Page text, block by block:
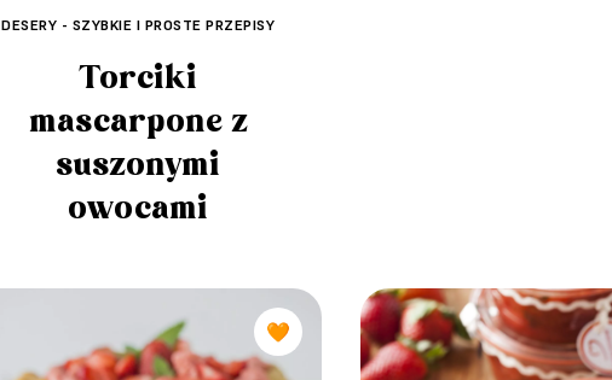
DESERY - SZYBKIE I PROSTE PRZEPISY
Torciki
mascarpone z
suszonymi
owocami
🧡